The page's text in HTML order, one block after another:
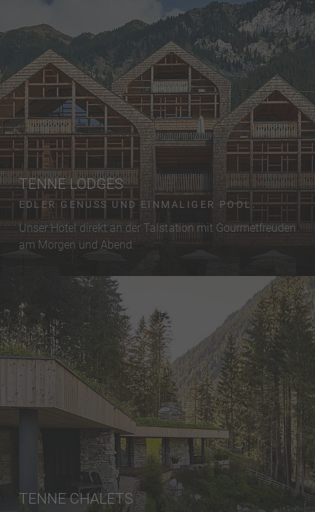
TENNE LODGES
EDLER GENUSS UND EINMALIGER POOL.
Unser Hotel direkt an der Talstation mit Gourmetfreuden
am Morgen und Abend.
TENNE CHALETS